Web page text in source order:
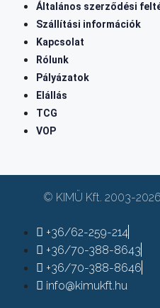
Általános szerződési
Szállítási információk
Kapcsolat
Rólunk
Pályázatok
Elállás
TCG
VOP
© KIMÜ Kft. 2003-
+36/62-259-214
+36/70-388-8643
+36/70-388-8646
info@kimukft.hu